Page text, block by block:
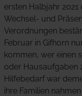
ersten Halbjahr
Wechsel- und
Verordnungen
Februar in Gifhorn
kommen, wer einen
oder Hausaufgaben
Hilfebedarf war
ihre Familien